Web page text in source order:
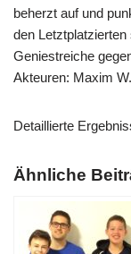
beherzt auf und
den
Geniestreiche
Akteuren: Maxim
Detaillierte
Ähnliche